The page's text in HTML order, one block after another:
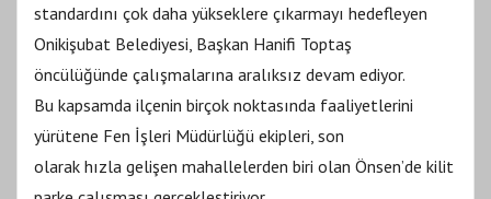
standardını çok daha yükseklere çıkarmayı hedefleyen
Onikişubat Belediyesi, Başkan Hanifi Toptaş
öncülüğünde çalışmalarına aralıksız devam ediyor.
Bu kapsamda ilçenin birçok noktasında faaliyetlerini
yürütene Fen İşleri Müdürlüğü ekipleri, son
olarak hızla gelişen mahallelerden biri olan Önsen’de kilit